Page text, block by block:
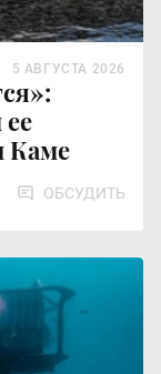
Каме
5 АВГУСТА 2026
ОБСУДИТЬ